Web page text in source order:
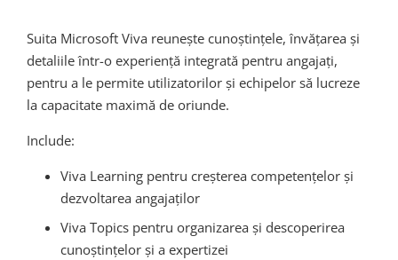
Suita Microsoft Viva reunește cunoștințele, învățarea și
detaliile într-o experiență integrată pentru angajați,
pentru a le permite utilizatorilor și echipelor să lucreze
la capacitate maximă de oriunde.
Include:
Viva Learning pentru creșterea competențelor și
dezvoltarea angajaților
Viva Topics pentru organizarea și descoperirea
cunoștințelor și a expertizei